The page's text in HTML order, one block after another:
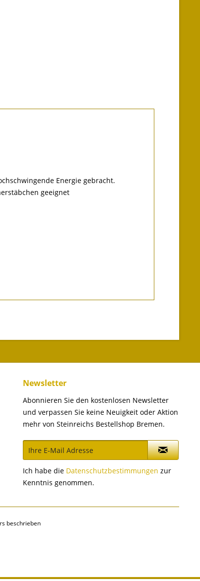
Energie gebracht.
geeignet
Newsletter
Abonnieren Sie den kostenlosen Newsletter
und verpassen Sie keine Neuigkeit oder Aktion
mehr von Steinreichs Bestellshop Bremen.
Ich habe die Datenschutzbestimmungen zur
Kenntnis genommen.
beschrieben